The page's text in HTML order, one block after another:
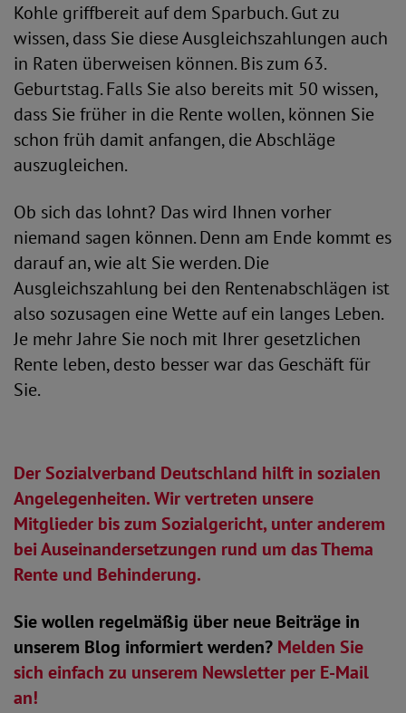
Kohle griffbereit auf dem Sparbuch. Gut zu
wissen, dass Sie diese Ausgleichszahlungen auch
in Raten überweisen können. Bis zum 63.
Geburtstag. Falls Sie also bereits mit 50 wissen,
dass Sie früher in die Rente wollen, können Sie
schon früh damit anfangen, die Abschläge
auszugleichen.
Ob sich das lohnt? Das wird Ihnen vorher
niemand sagen können. Denn am Ende kommt es
darauf an, wie alt Sie werden. Die
Ausgleichszahlung bei den Rentenabschlägen ist
also sozusagen eine Wette auf ein langes Leben.
Je mehr Jahre Sie noch mit Ihrer gesetzlichen
Rente leben, desto besser war das Geschäft für
Sie.
Der Sozialverband Deutschland hilft in sozialen
Angelegenheiten. Wir vertreten unsere
Mitglieder bis zum Sozialgericht, unter anderem
bei Auseinandersetzungen rund um das Thema
Rente und Behinderung.
Sie wollen regelmäßig über neue Beiträge in
unserem Blog informiert werden? Melden Sie
sich einfach zu unserem Newsletter per E-Mail
an!